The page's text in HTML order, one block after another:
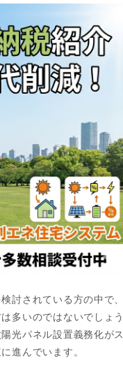
討されている方の中で、
多いのではないでしょう
光パネル設置義務化がス
進んでいます。